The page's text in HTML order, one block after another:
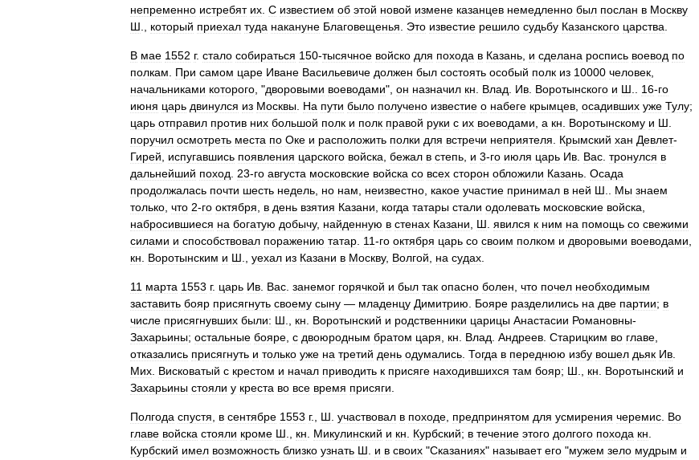
непременно истребят их С известием об этой новой измене казанцев немедленно был послан в Москву
Ш
который приехал туда накануне Благовещенья Это известие решило судьбу Казанского царства
В мае 1552 г. стало собираться 150-тысячное войско для похода в Казань и сделана роспись воевод по
полкам
При самом царе Иване Васильевиче должен был состоять особый полк из 10000 человек
начальниками которого , "дворовыми воеводами", он назначил кн Влад Ив Воротынского и Ш 16-го
июня царь двинулся из Москвы На пути было получено известие о набеге крымцев осадивших уже Тулу;
царь отправил против них большой полк и полк правой руки с их воеводами а кн Воротынскому и Ш
поручил осмотреть места по Оке и расположить полки для встречи неприятеля Крымский хан Девлет-
Гирей
испугавшись появления царского войска бежал в степь и 3-го июля царь Ив Вас тронулся в
дальнейший поход 23-го августа московские войска со всех сторон обложили Казань Осада
продолжалась почти шесть недель но нам неизвестно какое участие принимал в ней Ш Мы знаем
только что 2-го октября в день взятия Казани когда татары стали одолевать московские войска
набросившиеся на богатую добычу, найденную в стенах Казани Ш явился к ним на помощь со свежими
силами и способствовал поражению татар 11-го октября царь со своим полком и дворовыми воеводами
кн
Воротынским и Ш уехал из Казани в Москву, Волгой на судах
11 марта 1553 г. царь Ив Вас занемог горячкой и был так опасно болен что почел необходимым
заставить бояр присягнуть своему сыну — младенцу Димитрию Бояре разделились на две партии; в
числе присягнувших были: Ш кн Воротынский и родственники царицы Анастасии Романовны-
Захарьины; остальные бояре с двоюродным братом царя кн Влад Андреев Старицким во главе
отказались присягнуть и только уже на третий день одумались Тогда в переднюю избу вошел дьяк Ив
Мих Висковатый с крестом и начал приводить к присяге находившихся там бояр; Ш кн Воротынский и
Захарьины стояли у креста во все время присяги
Полгода спустя в сентябре 1553 г., Ш участвовал в походе предпринятом для усмирения черемис Во
главе войска стояли кроме Ш кн Микулинский и кн Курбский; в течение этого долгого похода кн
Курбский имел возможность близко узнать Ш и в своих "Сказаниях" называет его "мужем зело мудрым и